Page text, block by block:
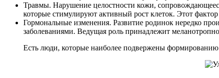
Травмы. Нарушение целостности кожи,
которые стимулируют активный рост клеток. Этот фактор
Гормональные изменения. Развитие родинок нередко
заболеваниями. Ведущая роль принадлежит
Есть люди, которые наиболее подвержены формированию